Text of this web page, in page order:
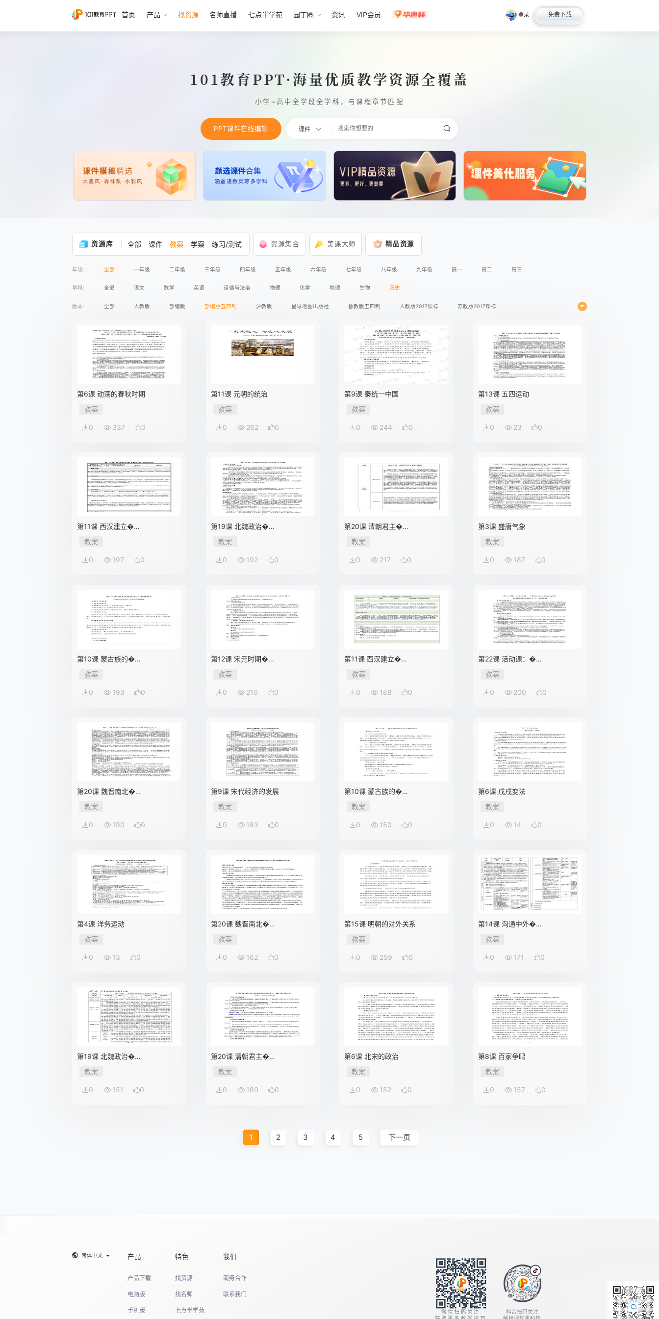
首页 产品 找资源 名师直播 七点半学苑 园丁圈 资讯 VIP会员 登录 免费下载
101教育PPT·海量优质教学资源全覆盖
小学~高中全学段全学科，与课程章节匹配
PPT课件在线编辑 课件
资源库 全部 课件 教案 学案 练习/测试 资源集合 美课大师 精品资源
年级: 全部 一年级 二年级 三年级 四年级 五年级 六年级 七年级 八年级 九年级 高一 高二 高三
学科: 全部 语文 数学 英语 道德与法治 物理 化学 地理 生物 历史
版本: 全部 人教版 部编版 部编版五四制 沪教版 星球地图出版社 鲁教版五四制 人教版2017课标 苏教版2017课标
第6课 动荡的春秋时期
教案
0 337 0
第11课 元朝的统治
教案
0 262 0
第9课 秦统一中国
教案
0 244 0
第13课 五四运动
教案
0 23 0
第11课 西汉建立�…
教案
0 197 0
第19课 北魏政治�…
教案
0 192 0
第20课 清朝君主�…
教案
0 217 0
第3课 盛唐气象
教案
0 187 0
第10课 蒙古族的�…
教案
0 193 0
第12课 宋元时期�…
教案
0 210 0
第11课 西汉建立�…
教案
0 188 0
第22课 活动课：�…
教案
0 200 0
第20课 魏晋南北�…
教案
0 190 0
第9课 宋代经济的发展
教案
0 183 0
第10课 蒙古族的�…
教案
0 150 0
第6课 戊戌变法
教案
0 14 0
第4课 洋务运动
教案
0 13 0
第20课 魏晋南北�…
教案
0 162 0
第15课 明朝的对外关系
教案
0 259 0
第14课 沟通中外�…
教案
0 171 0
第19课 北魏政治�…
教案
0 151 0
第20课 清朝君主�…
教案
0 169 0
第6课 北宋的政治
教案
0 152 0
第8课 百家争鸣
教案
0 157 0
1 2 3 4 5 下一页
简体中文 产品
产品下载
电脑版
手机版
特色
找资源
找名师
七点半学苑
我们
商务合作
联系我们
微信扫码关注
抖音扫码关注